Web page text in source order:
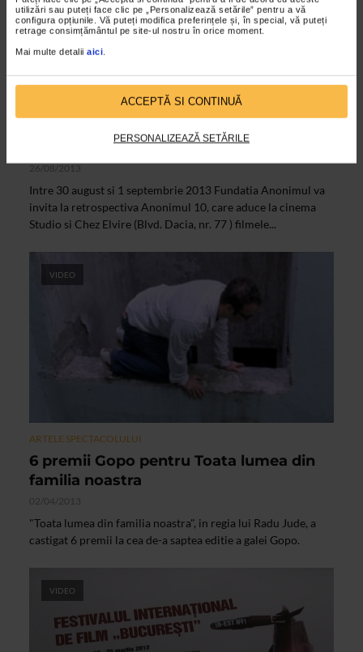
utilizări sau puteți face clic pe „Personalizează setările” pentru a vă
configura opțiunile. Vă puteți modifica preferințele și, în special, vă puteți
retrage consimțământul pe site-ul nostru în orice moment.
Mai multe detalii aici
ACCEPTĂ SI CONTINUĂ
PERSONALIZEAZĂ SETĂRILE
Retrospectiva Anonimul – spot audio
26/08/2013
Intre 30 august si 1 septembrie 2013 Fundatia Anonimul va
invita la retrospectiva Anonimul 10, care aduce la cinema
Studio si Chez Elvire (Blvd. Dacia, nr. 77 ) filmele...
VIDEO
ARTELE SPECTACOLULUI
6 premii Gopo pentru Toata lumea din
familia noastra
02/04/2013
"Toata lumea din familia noastra", in regia lui Radu Jude, a
castigat 6 premii la cea de-a saptea editie a galei Gopo.
VIDEO